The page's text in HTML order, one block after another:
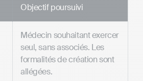
Objectif poursuivi
Médecin souhaitant exercer
seul, sans associés. Les
formalités de création sont
allégées.